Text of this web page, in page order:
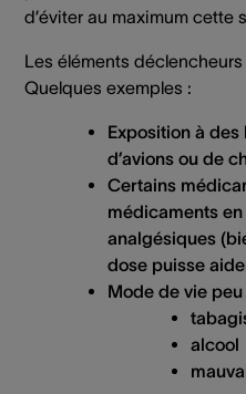
d’éviter au maximum cette
Les éléments
Quelques exemples :
Exposition à des
d’avions ou de
Certains
médicaments
analgésiques
dose puisse
Mode de vie
alcool